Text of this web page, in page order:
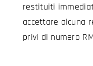
restituiti
accettare alcuna
privi di numero